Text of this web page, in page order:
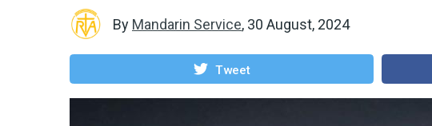
By Mandarin Service, 30 August, 2024
Tweet